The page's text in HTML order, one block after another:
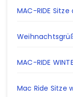
MAC-RIDE
MAC-RIDE
Mac Ride Sitze